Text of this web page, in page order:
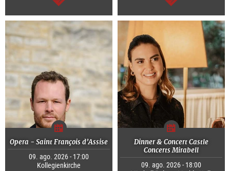
continuar continuar
Opera - Saint François d’Assise
09. ago. 2026 - 17:00
Kollegienkirche
Dinner & Concert Castle
Concerts Mirabell
09. ago. 2026 - 18:00